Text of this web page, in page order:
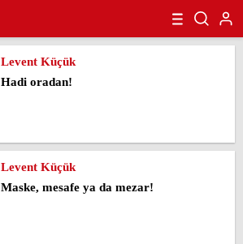
Levent Küçük
Hadi oradan!
Levent Küçük
Maske, mesafe ya da mezar!